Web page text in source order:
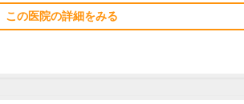
この医院の詳細をみる